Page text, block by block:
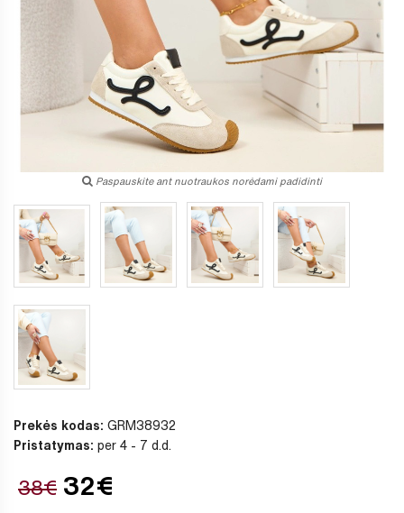
Paspauskite ant nuotraukos norėdami padidinti
Prekės kodas: GRM38932
Pristatymas: per 4 - 7 d.d.
38€ 32€